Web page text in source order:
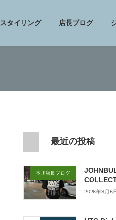
スタイリング 店長ブログ
最近の投稿
本川店長ブログ
2026年8月5